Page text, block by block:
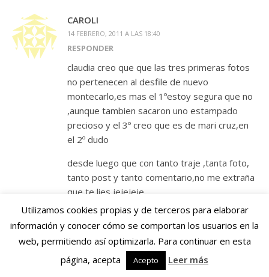
CAROLI
14 FEBRERO, 2011 A LAS 18:40
RESPONDER
claudia creo que que las tres primeras fotos
no pertenecen al desfile de nuevo
montecarlo,es mas el 1ºestoy segura que no
,aunque tambien sacaron uno estampado
precioso y el 3º creo que es de mari cruz,en
el 2º dudo
desde luego que con tanto traje ,tanta foto,
tanto post y tanto comentario,no me extraña
que te lies jejejeje
CLAUDIA
Utilizamos cookies propias y de terceros para elaborar
información y conocer cómo se comportan los usuarios en la
web, permitiendo así optimizarla. Para continuar en esta
página, acepta
Acepto Leer más